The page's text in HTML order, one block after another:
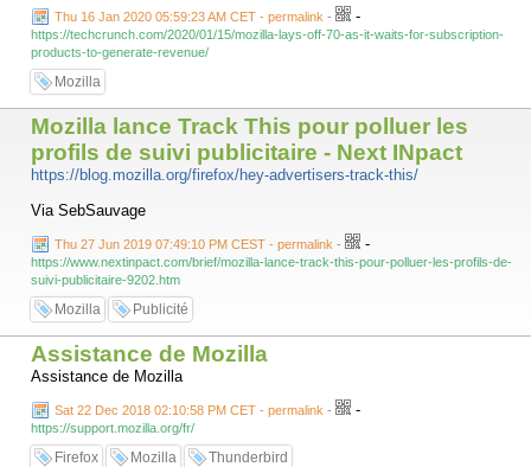
Thu 16 Jan 2020 05:59:23 AM CET - permalink - -
https://techcrunch.com/2020/01/15/mozilla-lays-off-70-as-it-waits-for-subscription-
products-to-generate-revenue/
Mozilla
Mozilla lance Track This pour polluer les
profils de suivi publicitaire - Next INpact
https://blog.mozilla.org/firefox/hey-advertisers-track-this/
Via SebSauvage
Thu 27 Jun 2019 07:49:10 PM CEST - permalink - -
https://www.nextinpact.com/brief/mozilla-lance-track-this-pour-polluer-les-profils-de-
suivi-publicitaire-9202.htm
Mozilla Publicité
Assistance de Mozilla
Assistance de Mozilla
Sat 22 Dec 2018 02:10:58 PM CET - permalink - -
https://support.mozilla.org/fr/
Firefox Mozilla Thunderbird